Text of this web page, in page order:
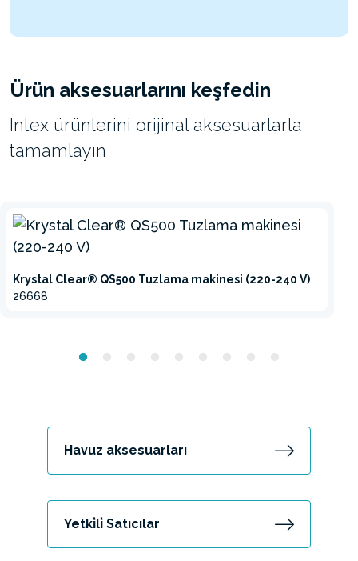
Ürün aksesuarlarını keşfedin
Intex ürünlerini orijinal aksesuarlarla
tamamlayın
Krystal Clear® QS500 Tuzlama makinesi (220-240 V)
26668
Havuz aksesuarları
Yetki̇li̇ Satıcılar